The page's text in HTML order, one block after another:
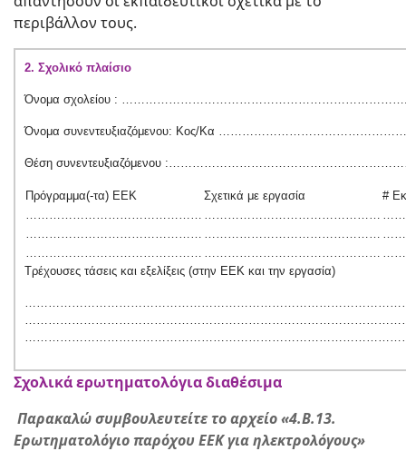
περιβάλλον τους.
2. Σχολικό πλαίσιο
Όνομα σχολείου :
Όνομα συνεντευξιαζόμενου: Κος/Κα
Θέση συνεντευξιαζόμενου
Πρόγραμμα(-τα) ΕΕΚ Σχετικά με εργασία
#
Τρέχουσες τάσεις και εξελίξεις (στην ΕΕΚ και την εργασία)
Σχολικά ερωτηματολόγια διαθέσιμα
Παρακαλώ συμβουλευτείτε το αρχείο«4.B.13.
Ερωτηματολόγιο παρόχου ΕΕΚ για ηλεκτρολόγους»